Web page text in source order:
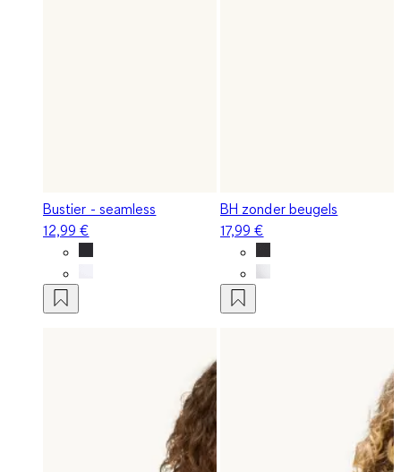
Bustier - seamless
12,99 €
BH zonder beugels
17,99 €